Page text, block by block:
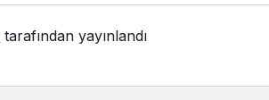
tarafından yayınlandı